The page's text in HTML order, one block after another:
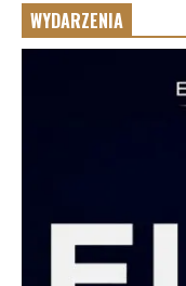
WYDARZENIA